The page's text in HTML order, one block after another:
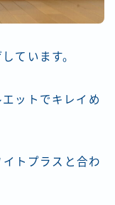
ています。
ットでキレイめ
トプラスと合わ